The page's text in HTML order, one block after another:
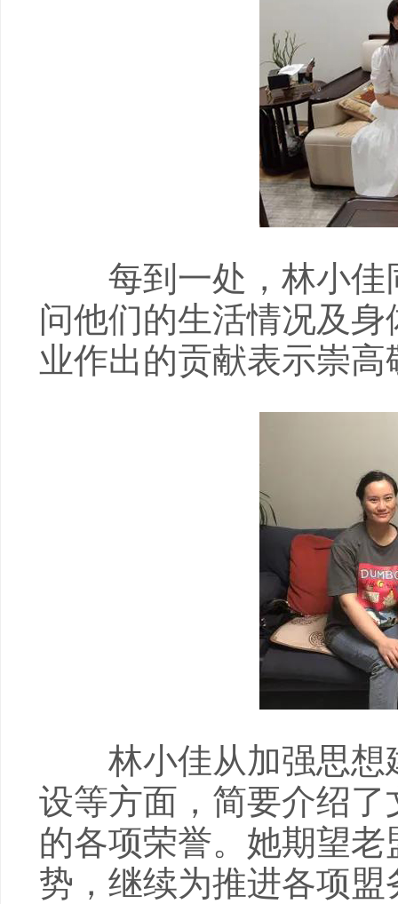
每到一处，林小佳
问他们的生活情况及
业作出的贡献表示崇
林小佳从加强思想
设等方面，简要介绍
的各项荣誉。她期望
势，继续为推进各项